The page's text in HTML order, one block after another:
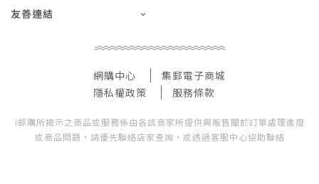
友善連結
網購中心
集郵電子商城
隱私權政策
服務條款
i郵購所揭示之商品或服務係由各該商家所提供與販售關於訂單處理進度
或商品問題，請優先聯絡店家查詢，或透過客服中心協助聯絡